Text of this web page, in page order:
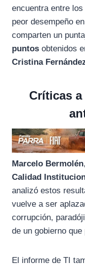
encuentra entre
peor desempeño
comparten un
puntos obtenidos
Cristina
Críticas
Marcelo Bermolén
Calidad
analizó estos
vuelve a ser
corrupción,
de un gobierno
El informe de TI